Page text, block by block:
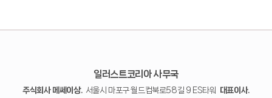
일러스트코리아 사무국
주식회사 메쎄이상.서울시 마포구 월드컵북로58길 9 ES타워 대표이사.